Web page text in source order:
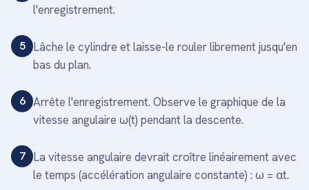
l'enregistrement.
5 Lâche le cylindre et laisse-le rouler librement jusqu'en
bas du plan.
6 Arrête l'enregistrement. Observe le graphique de la
vitesse angulaire ω(t) pendant la descente.
7 La vitesse angulaire devrait croître linéairement avec
le temps (accélération angulaire constante) : ω = αt.